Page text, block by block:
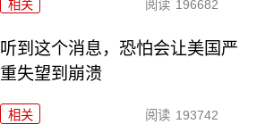
相关 阅读 196682
听到这个消息，恐怕会让美国严
重失望到崩溃
相关 阅读 193742